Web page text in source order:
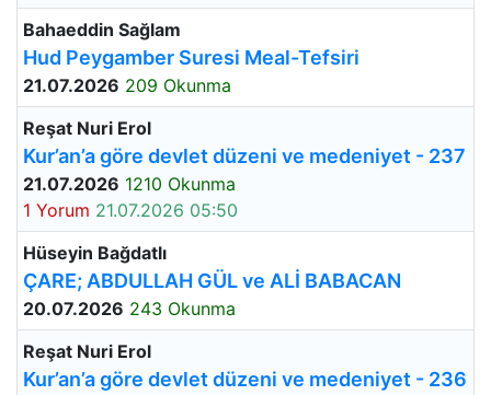
Bahaeddin Sağlam
Hud Peygamber Suresi Meal-Tefsiri
21.07.2026 209 Okunma
Reşat Nuri Erol
Kur’an’a göre devlet düzeni ve medeniyet - 237
21.07.2026 1210 Okunma
1 Yorum 21.07.2026 05:50
Hüseyin Bağdatlı
ÇARE; ABDULLAH GÜL ve ALİ BABACAN
20.07.2026 243 Okunma
Reşat Nuri Erol
Kur’an’a göre devlet düzeni ve medeniyet - 236